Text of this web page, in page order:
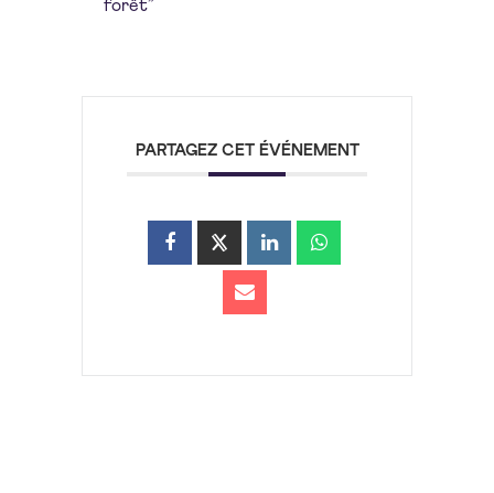
forêt”
PARTAGEZ CET ÉVÉNEMENT